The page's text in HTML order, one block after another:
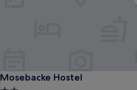
Mosebacke Hostel
Mosebacke Hostel